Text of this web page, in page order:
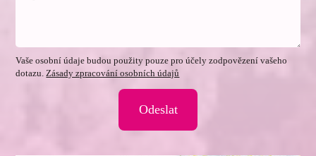
Vaše osobní údaje budou použity pouze pro účely zodpovězení vašeho
dotazu. Zásady zpracování osobních údajů
Odeslat